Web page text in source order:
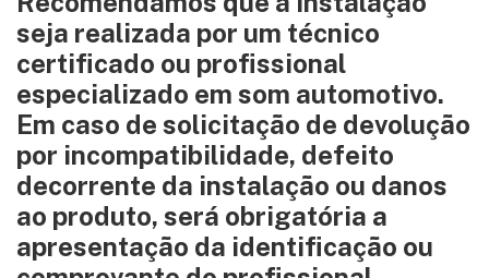
seja realizada por um técnico
certificado ou profissional
especializado em som automotivo.
Em caso de solicitação de devolução
por incompatibilidade, defeito
decorrente da instalação ou danos
ao produto, será obrigatória a
apresentação da identificação ou